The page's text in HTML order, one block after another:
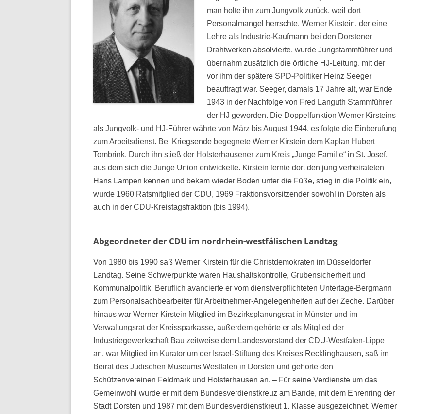
man holte ihn zum Jungvolk zurück, weil dort
Personalmangel herrschte. Werner Kirstein, der eine
Lehre als Industrie-Kaufmann bei den Dorstener
Drahtwerken absolvierte, wurde Jungstammführer und
übernahm zusätzlich die örtliche HJ-Leitung, mit der
vor ihm der spätere SPD-Politiker Heinz Seeger
beauftragt war. Seeger, damals 17 Jahre alt, war Ende
1943 in der Nachfolge von Fred Languth Stammführer
der HJ geworden. Die Doppelfunktion Werner Kirsteins
als Jungvolk- und HJ-Führer währte von März bis August 1944, es folgte die Einberufung
zum Arbeitsdienst. Bei Kriegsende begegnete Werner Kirstein dem Kaplan Hubert
Tombrink. Durch ihn stieß der Holsterhausener zum Kreis „Junge Familie“ in St. Josef,
aus dem sich die Junge Union entwickelte. Kirstein lernte dort den jung verheirateten
Hans Lampen kennen und bekam wieder Boden unter die Füße, stieg in die Politik ein,
wurde 1960 Ratsmitglied der CDU, 1969 Fraktionsvorsitzender sowohl in Dorsten als
auch in der CDU-Kreistagsfraktion (bis 1994).
Abgeordneter der CDU im nordrhein-westfälischen Landtag
Von 1980 bis 1990 saß Werner Kirstein für die Christdemokraten im Düsseldorfer
Landtag. Seine Schwerpunkte waren Haushaltskontrolle, Grubensicherheit und
Kommunalpolitik. Beruflich avancierte er vom dienstverpflichteten Untertage-Bergmann
zum Personalsachbearbeiter für Arbeitnehmer-Angelegenheiten auf der Zeche. Darüber
hinaus war Werner Kirstein Mitglied im Bezirksplanungsrat in Münster und im
Verwaltungsrat der Kreissparkasse, außerdem gehörte er als Mitglied der
Industriegewerkschaft Bau zeitweise dem Landesvorstand der CDU-Westfalen-Lippe
an, war Mitglied im Kuratorium der Israel-Stiftung des Kreises Recklinghausen, saß im
Beirat des Jüdischen Museums Westfalen in Dorsten und gehörte den
Schützenvereinen Feldmark und Holsterhausen an. – Für seine Verdienste um das
Gemeinwohl wurde er mit dem Bundesverdienstkreuz am Bande, mit dem Ehrenring der
Stadt Dorsten und 1987 mit dem Bundesverdienstkreut 1. Klasse ausgezeichnet. Werner